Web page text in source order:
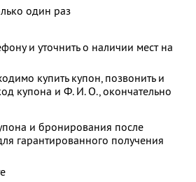
один раз
и уточнить о наличии мест на
купить купон, позвонить и
купона и Ф. И. О., окончательно
и бронирования после
гарантированного получения